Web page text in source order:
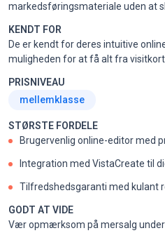
markedsføringsmateriale uden at
KENDT FOR
De er kendt for deres intuitive
muligheden for at få alt fra
PRISNIVEAU
mellemklasse
STØRSTE FORDELE
Brugervenlig online-editor med
Integration med VistaCreate til
Tilfredshedsgaranti med kulant
GODT AT VIDE
Vær opmærksom på mersalg under